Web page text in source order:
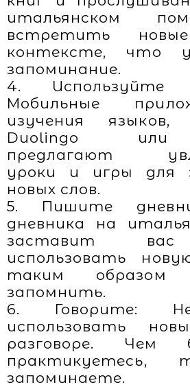
итальянском
встретить
контексте, что
запоминание.
4. Используйте
Мобильные
изучения
Duolingo или
предлагают
уроки и игры для
новых слов.
5. Пишите
дневника на
заставит вас
использовать
таким
запомнить.
6. Говорите:
использовать
разговоре. Чем
практикуетесь,
запоминаете.